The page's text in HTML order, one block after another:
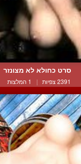
סרט כחולא לא מצונזר
2391 צפיות | 1 המלצות